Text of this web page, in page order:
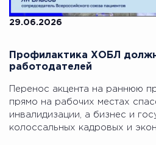
29.06.2026
Профилактика ХОБЛ
работодателей
Перенос акцента на раннюю
прямо на рабочих местах
инвалидизации, а бизнес и
колоссальных кадровых и